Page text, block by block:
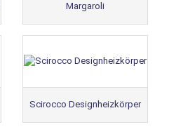
Margaroli
Scirocco Designheizkörper